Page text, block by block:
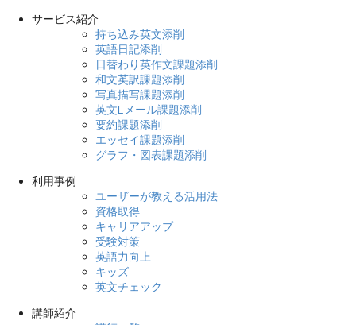
サービス紹介
持ち込み英文添削
英語日記添削
日替わり英作文課題添削
和文英訳課題添削
写真描写課題添削
英文Eメール課題添削
要約課題添削
エッセイ課題添削
グラフ・図表課題添削
利用事例
ユーザーが教える活用法
資格取得
キャリアアップ
受験対策
英語力向上
キッズ
英文チェック
講師紹介